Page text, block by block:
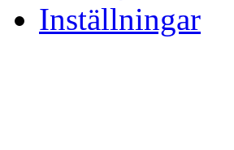
Inställningar